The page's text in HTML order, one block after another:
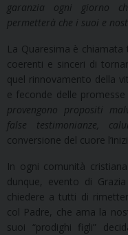
garanzia ogni giorno
permetterà che i suoi e
La Quaresima è
coerenti e sinceri di
quel rinnovamento della
e feconde delle promesse
provengono propositi
false testimonianze,
conversione del cuore
In ogni comunità
dunque, evento di
chiedere a tutti di
col Padre, che ama la
suoi “prodighi figli”